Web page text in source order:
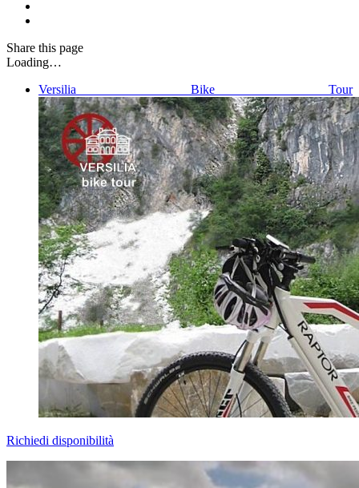
Share this page
Loading…
Versilia Bike Tour
Richiedi disponibilità